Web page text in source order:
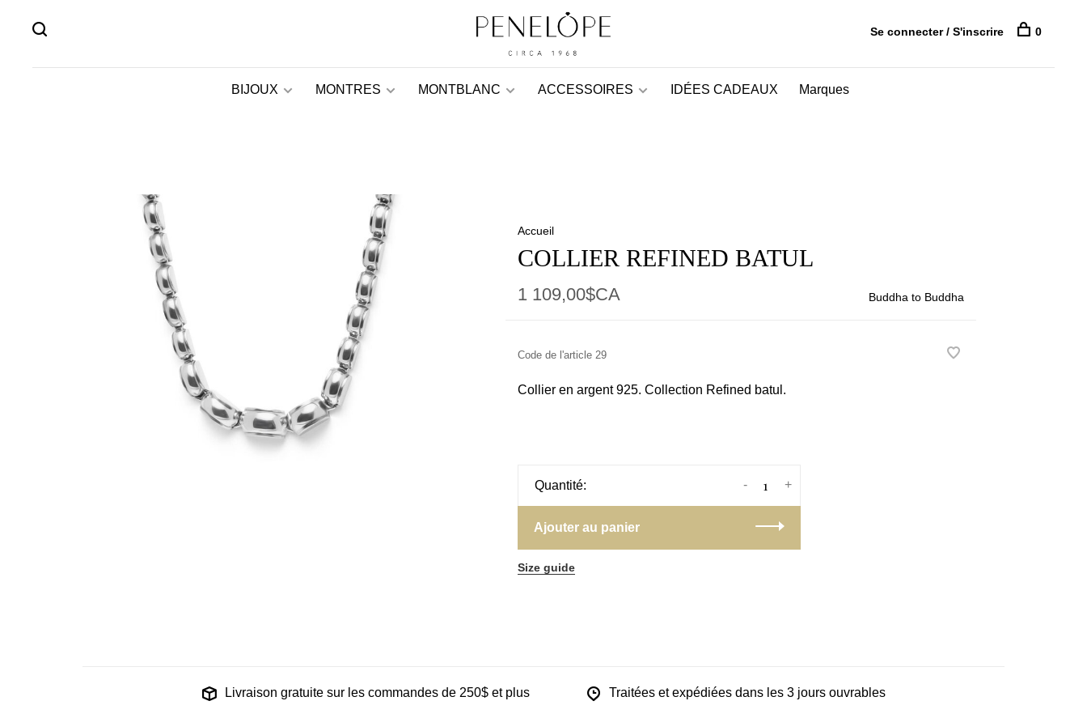
BIJOUX MONTRES MONTBLANC ACCESSOIRES IDÉES CADEAUX Marques
Se connecter / S'inscrire 0
Accueil
COLLIER REFINED BATUL
1 109,00$CA Buddha to Buddha
Code de l'article29
Collier en argent 925. Collection Refined batul.
Quantité: +
-
Ajouter au panier
Size guide
Livraison gratuite sur les commandes de 250$ et plus Traitées et expédiées dans les 3 jours ouvrables